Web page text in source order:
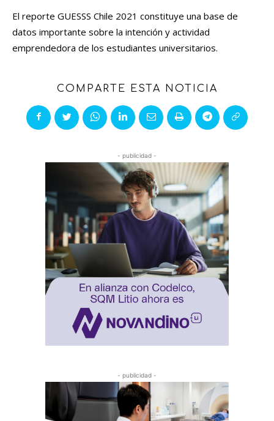
El reporte GUESSS Chile 2021 constituye una base de
datos importante sobre la intención y actividad
emprendedora de los estudiantes universitarios.
COMPARTE ESTA NOTICIA
- publicidad -
- publicidad -